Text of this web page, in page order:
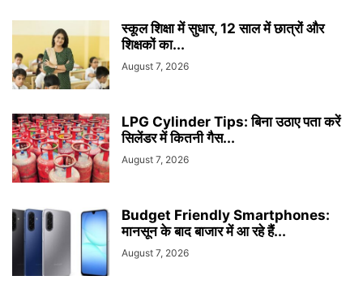
स्कूल शिक्षा में सुधार, 12 साल में छात्रों और
शिक्षकों का...
August 7, 2026
LPG Cylinder Tips: बिना उठाए पता करें
सिलेंडर में कितनी गैस...
August 7, 2026
Budget Friendly Smartphones:
मानसून के बाद बाजार में आ रहे हैं...
August 7, 2026